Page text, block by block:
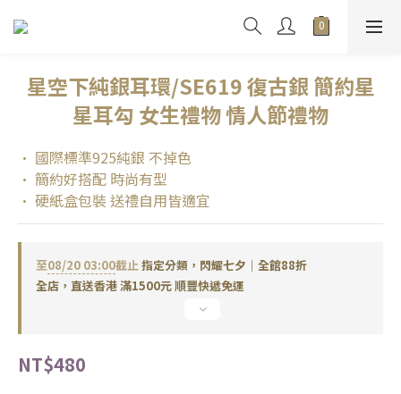
星空下純銀耳環/SE619 復古銀 簡約星
星耳勾 女生禮物 情人節禮物
• 國際標準925純銀 不掉色
• 簡約好搭配 時尚有型
• 硬紙盒包裝 送禮自用皆適宜
至08/20 03:00截止指定分類，閃耀七夕｜全館88折
全店，直送香港 滿1500元 順豐快遞免運
NT$480